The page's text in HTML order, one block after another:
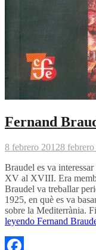
Fernand
8 febrero 20128 febrero
Braudel es va
XV al XVIII. Era
Braudel va treballar
1925, en què es va
sobre la Mediterrània.
leyendo Fernand